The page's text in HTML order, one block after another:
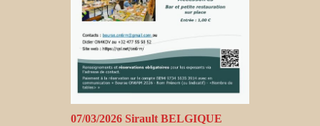
07/03/2026 Sirault BELGIQUE